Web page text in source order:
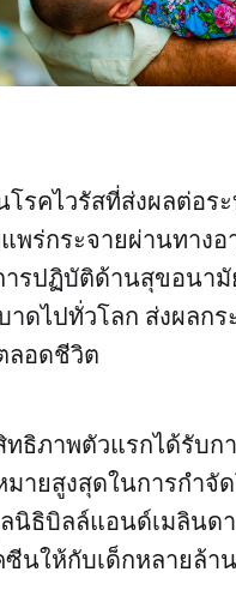
โรคไวรัสที่ส่งผลต่อ
ร่กระจายผ่านทาง
รปฏิบัติด้านสุขอนา
าดไปทั่วโลก ส่งผลก
ลอดชีวิต
ธิภาพตัวแรกได้รับ
มายสูงสุดในการกำ
นิธิบิลล์แอนด์เมลินด
นให้กับเด็กหลายล้า